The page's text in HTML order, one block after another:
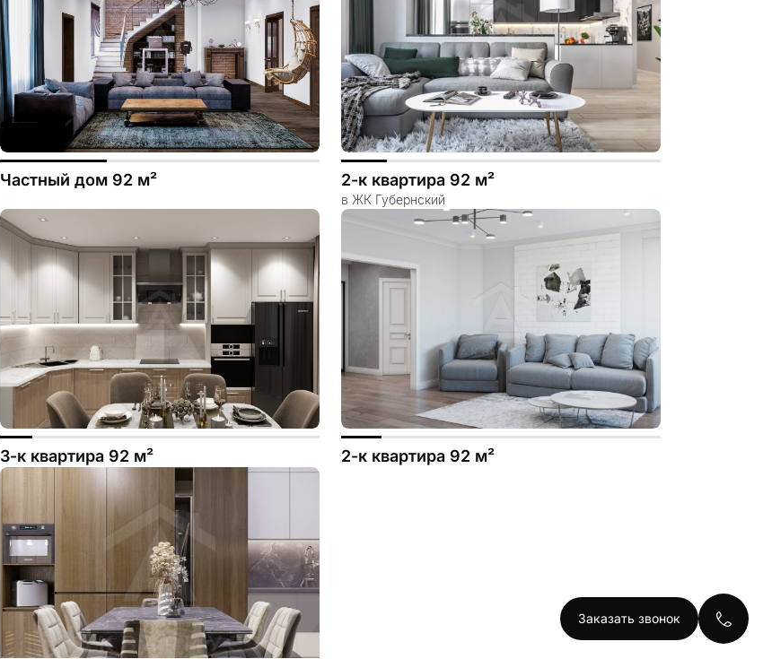
Частный дом 92 м² 2-к квартира 92 м²
в ЖК Губернский
3-к квартира 92 м² 2-к квартира 92 м²
Заказать звонок